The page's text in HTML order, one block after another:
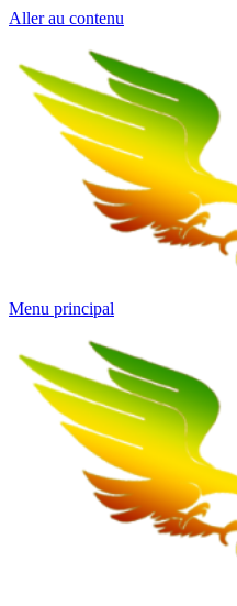
Aller au contenu
Menu principal